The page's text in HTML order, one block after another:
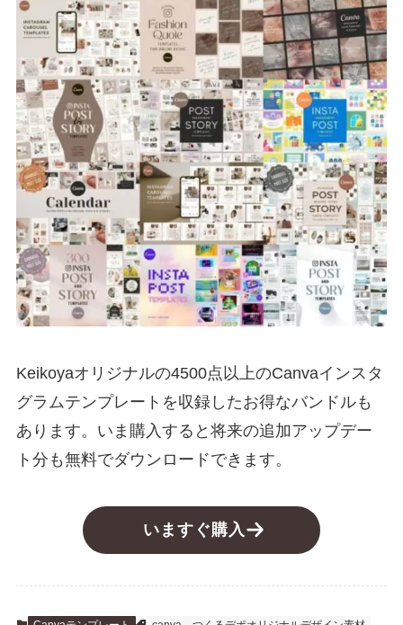
Keikoyaオリジナルの4500点以上のCanvaインスタ
グラムテンプレートを収録したお得なバンドルも
あります。いま購入すると将来の追加アップデー
ト分も無料でダウンロードできます。
いますぐ購入